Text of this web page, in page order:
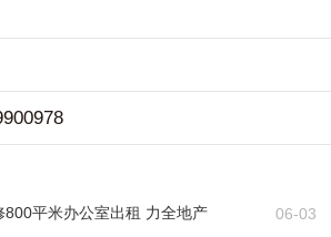
800平米办公室出租 力全地产
06-03